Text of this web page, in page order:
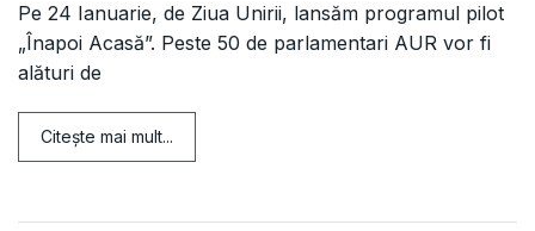
Pe 24 Ianuarie, de Ziua Unirii, lansăm programul pilot
„Înapoi Acasă”. Peste 50 de parlamentari AUR vor fi
alături de
Citeşte mai mult...